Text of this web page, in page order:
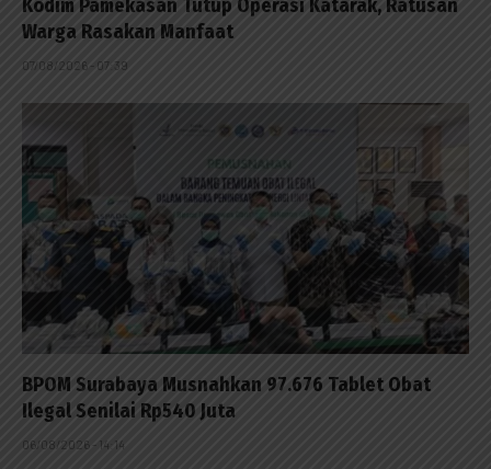
Kodim Pamekasan Tutup Operasi Katarak, Ratusan
Warga Rasakan Manfaat
07/08/2026 - 07:39
BPOM Surabaya Musnahkan 97.676 Tablet Obat
Ilegal Senilai Rp540 Juta
06/08/2026 - 14:14